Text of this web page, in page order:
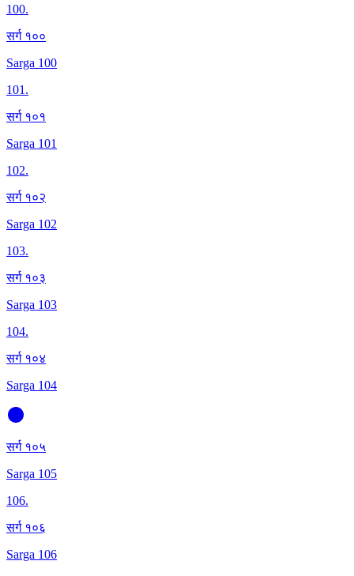
100.
सर्ग १००
Sarga 100
101.
सर्ग १०१
Sarga 101
102.
सर्ग १०२
Sarga 102
103.
सर्ग १०३
Sarga 103
104.
सर्ग १०४
Sarga 104
सर्ग १०५
Sarga 105
106.
सर्ग १०६
Sarga 106